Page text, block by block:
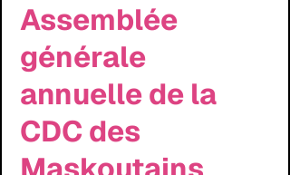
Assemblée
générale
annuelle de la
CDC des